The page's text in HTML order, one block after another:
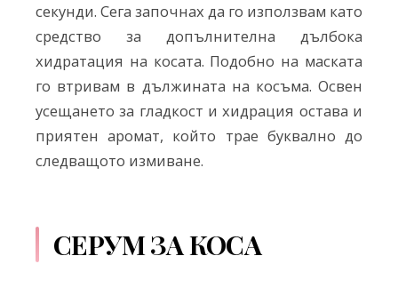
секунди. Сега започнах да го използвам като
средство за допълнителна дълбока
хидратация на косата. Подобно на маската
го втривам в дължината на косъма. Освен
усещането за гладкост и хидрация остава и
приятен аромат, който трае буквално до
следващото измиване.
СЕРУМ ЗА КОСА